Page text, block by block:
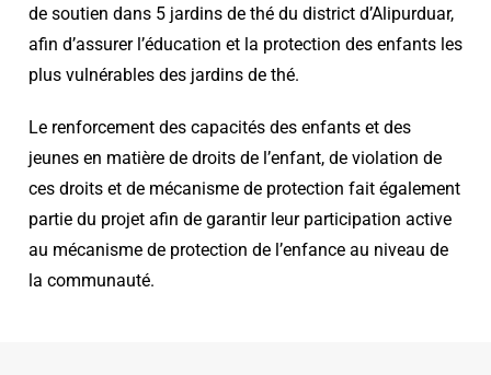
de soutien dans 5 jardins de thé du district d’Alipurduar,
afin d’assurer l’éducation et la protection des enfants les
plus vulnérables des jardins de thé.
Le renforcement des capacités des enfants et des
jeunes en matière de droits de l’enfant, de violation de
ces droits et de mécanisme de protection fait également
partie du projet afin de garantir leur participation active
au mécanisme de protection de l’enfance au niveau de
la communauté.